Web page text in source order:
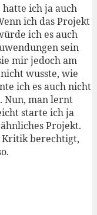
hatte ich ja auch
ich das Projekt
ich es auch
sein
mir jedoch am
wusste, wie
ich es auch nicht
Nun, man lernt
starte ich ja
Projekt.
Kritik berechtigt,